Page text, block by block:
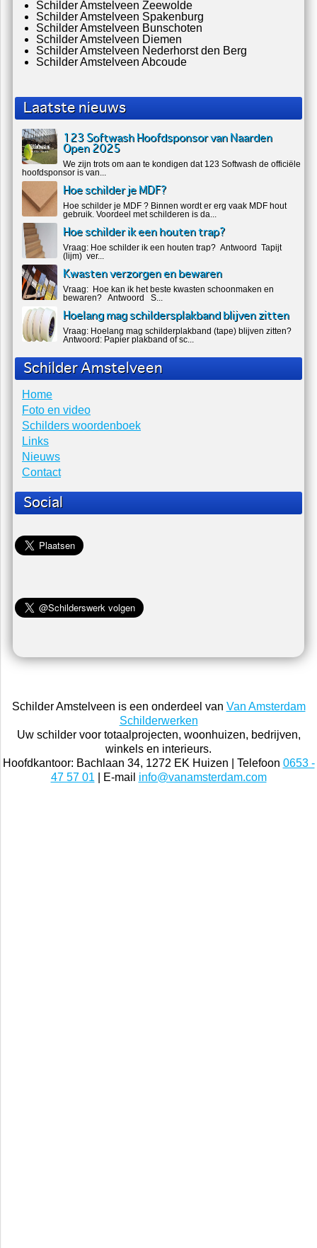
Schilder Amstelveen Zeewolde
Schilder Amstelveen Spakenburg
Schilder Amstelveen Bunschoten
Schilder Amstelveen Diemen
Schilder Amstelveen Nederhorst den Berg
Schilder Amstelveen Abcoude
Laatste nieuws
123 Softwash Hoofdsponsor van Naarden
Open 2025
We zijn trots om aan te kondigen dat 123 Softwash de officiële
hoofdsponsor is van...
Hoe schilder je MDF?
Hoe schilder je MDF ? Binnen wordt er erg vaak MDF hout
gebruik. Voordeel met schilderen is da...
Hoe schilder ik een houten trap?
Vraag: Hoe schilder ik een houten trap? Antwoord Tapijt
(lijm) ver...
Kwasten verzorgen en bewaren
Vraag: Hoe kan ik het beste kwasten schoonmaken en
bewaren? Antwoord S...
Hoelang mag schildersplakband blijven zitten
Vraag: Hoelang mag schilderplakband (tape) blijven zitten?
Antwoord: Papier plakband of sc...
Schilder Amstelveen
Home
Foto en video
Schilders woordenboek
Links
Nieuws
Contact
Social
Schilder Amstelveen is een onderdeel van Van Amsterdam
Schilderwerken
Uw schilder voor totaalprojecten, woonhuizen, bedrijven,
winkels en interieurs.
Hoofdkantoor: Bachlaan 34, 1272 EK Huizen | Telefoon 0653 -
47 57 01 | E-mail info@vanamsterdam.com